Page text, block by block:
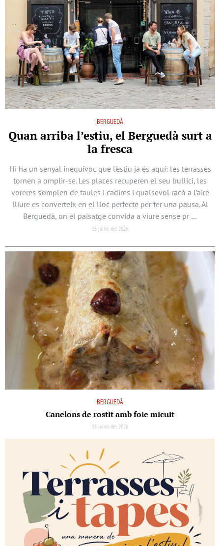
BERGUEDÀ
Quan arriba l’estiu, el Berguedà surt a
la fresca
Hi ha un senyal inequívoc que l’estiu ja és aquí: les terrasses
tornen a omplir-se. Les places recuperen el seu bullici, les
voreres s’omplen de taules i cadires i qualsevol racó a l’aire
lliure es converteix en el lloc perfecte per fer una pausa. Al
Berguedà, on el paisatge convida a viure sense pr …
15 juliol del 2026
BERGUEDÀ
Canelons de rostit amb foie micuit
15 juliol del 2026